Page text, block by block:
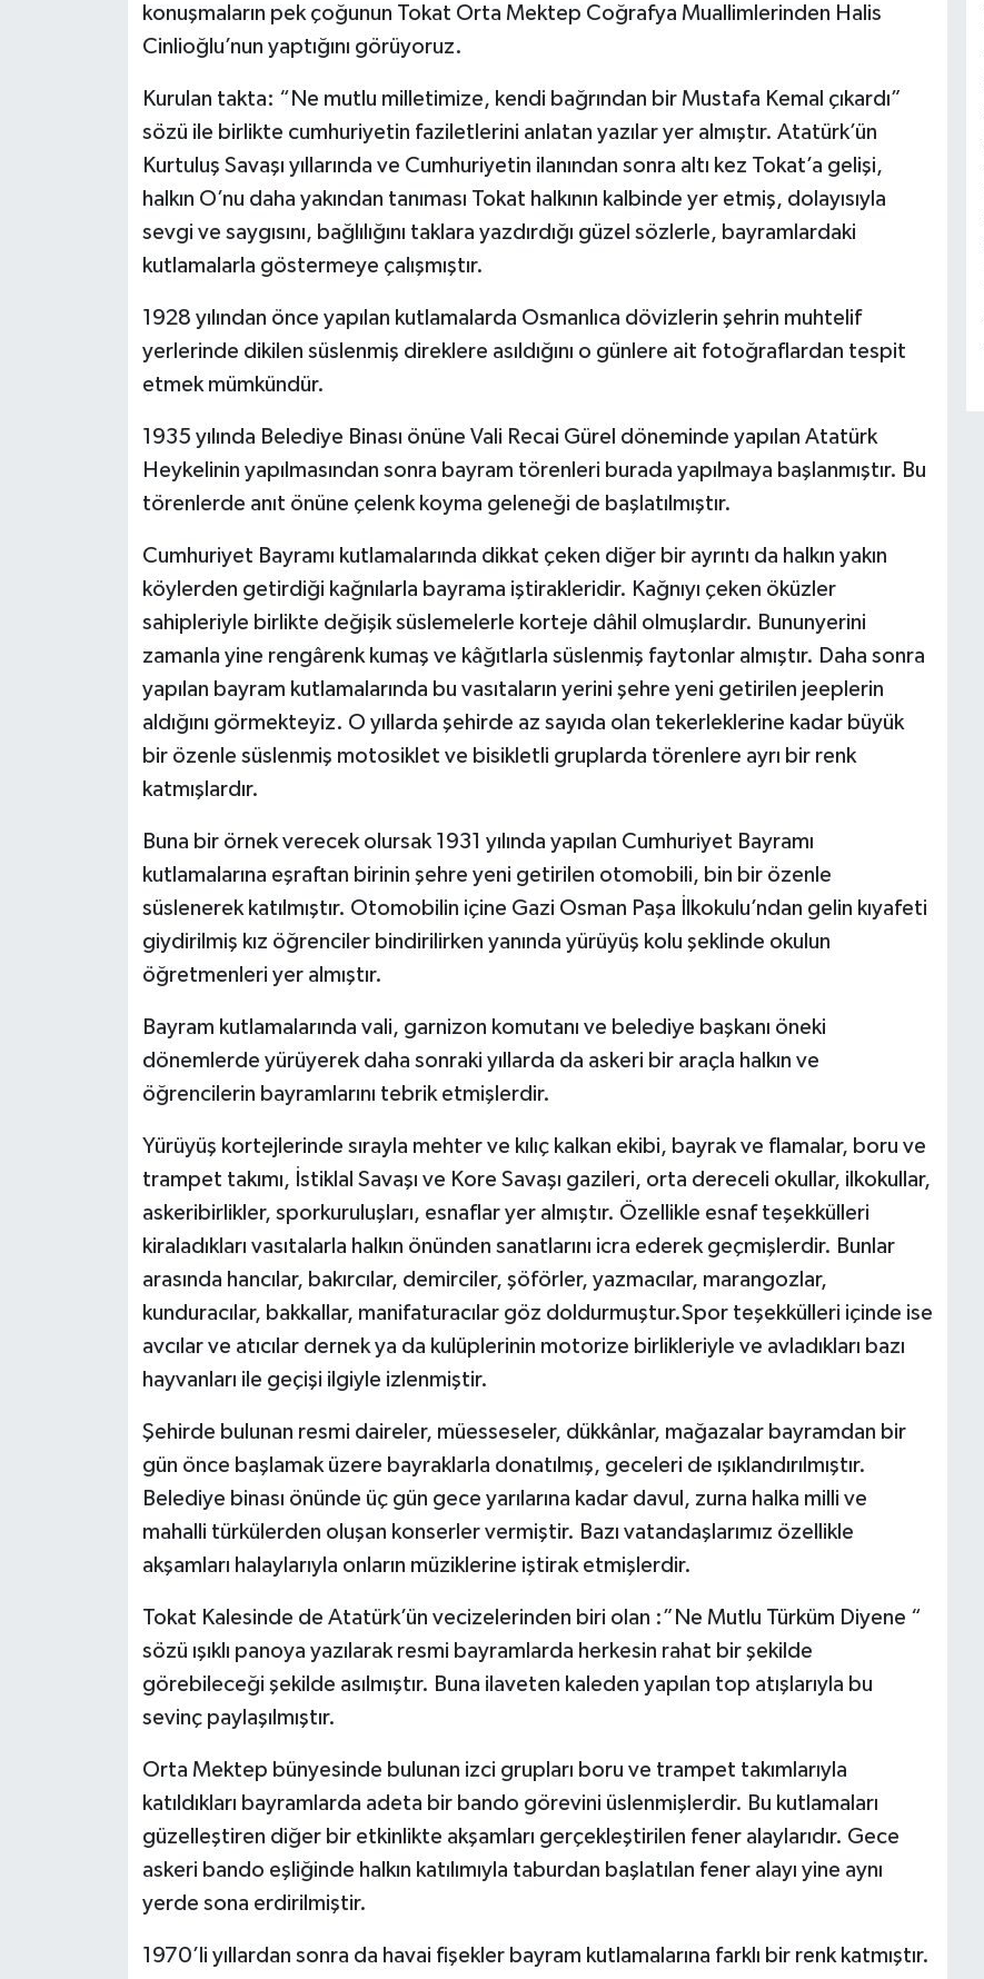
konuşmaların pek çoğunun Tokat Orta Mektep Coğrafya Muallimlerinden Halis
Cinlioğlu’nun yaptığını görüyoruz.
Kurulan takta: “Ne mutlu milletimize, kendi bağrından bir Mustafa Kemal çıkardı”
sözü ile birlikte cumhuriyetin faziletlerini anlatan yazılar yer almıştır. Atatürk’ün
Kurtuluş Savaşı yıllarında ve Cumhuriyetin ilanından sonra altı kez Tokat’a gelişi,
halkın O’nu daha yakından tanıması Tokat halkının kalbinde yer etmiş, dolayısıyla
sevgi ve saygısını, bağlılığını taklara yazdırdığı güzel sözlerle, bayramlardaki
kutlamalarla göstermeye çalışmıştır.
1928 yılından önce yapılan kutlamalarda Osmanlıca dövizlerin şehrin muhtelif
yerlerinde dikilen süslenmiş direklere asıldığını o günlere ait fotoğraflardan tespit
etmek mümkündür.
1935 yılında Belediye Binası önüne Vali Recai Gürel döneminde yapılan Atatürk
Heykelinin yapılmasından sonra bayram törenleri burada yapılmaya başlanmıştır. Bu
törenlerde anıt önüne çelenk koyma geleneği de başlatılmıştır.
Cumhuriyet Bayramı kutlamalarında dikkat çeken diğer bir ayrıntı da halkın yakın
köylerden getirdiği kağnılarla bayrama iştirakleridir. Kağnıyı çeken öküzler
sahipleriyle birlikte değişik süslemelerle korteje dâhil olmuşlardır. Bununyerini
zamanla yine rengârenk kumaş ve kâğıtlarla süslenmiş faytonlar almıştır. Daha sonra
yapılan bayram kutlamalarında bu vasıtaların yerini şehre yeni getirilen jeeplerin
aldığını görmekteyiz. O yıllarda şehirde az sayıda olan tekerleklerine kadar büyük
bir özenle süslenmiş motosiklet ve bisikletli gruplarda törenlere ayrı bir renk
katmışlardır.
Buna bir örnek verecek olursak 1931 yılında yapılan Cumhuriyet Bayramı
kutlamalarına eşraftan birinin şehre yeni getirilen otomobili, bin bir özenle
süslenerek katılmıştır. Otomobilin içine Gazi Osman Paşa İlkokulu’ndan gelin kıyafeti
giydirilmiş kız öğrenciler bindirilirken yanında yürüyüş kolu şeklinde okulun
öğretmenleri yer almıştır.
Bayram kutlamalarında vali, garnizon komutanı ve belediye başkanı öneki
dönemlerde yürüyerek daha sonraki yıllarda da askeri bir araçla halkın ve
öğrencilerin bayramlarını tebrik etmişlerdir.
Yürüyüş kortejlerinde sırayla mehter ve kılıç kalkan ekibi, bayrak ve flamalar, boru ve
trampet takımı, İstiklal Savaşı ve Kore Savaşı gazileri, orta dereceli okullar, ilkokullar,
askeribirlikler, sporkuruluşları, esnaflar yer almıştır. Özellikle esnaf teşekkülleri
kiraladıkları vasıtalarla halkın önünden sanatlarını icra ederek geçmişlerdir. Bunlar
arasında hancılar, bakırcılar, demirciler, şöförler, yazmacılar, marangozlar,
kunduracılar, bakkallar, manifaturacılar göz doldurmuştur.Spor teşekkülleri içinde ise
avcılar ve atıcılar dernek ya da kulüplerinin motorize birlikleriyle ve avladıkları bazı
hayvanları ile geçişi ilgiyle izlenmiştir.
Şehirde bulunan resmi daireler, müesseseler, dükkânlar, mağazalar bayramdan bir
gün önce başlamak üzere bayraklarla donatılmış, geceleri de ışıklandırılmıştır.
Belediye binası önünde üç gün gece yarılarına kadar davul, zurna halka milli ve
mahalli türkülerden oluşan konserler vermiştir. Bazı vatandaşlarımız özellikle
akşamları halaylarıyla onların müziklerine iştirak etmişlerdir.
Tokat Kalesinde de Atatürk’ün vecizelerinden biri olan :”Ne Mutlu Türküm Diyene “
sözü ışıklı panoya yazılarak resmi bayramlarda herkesin rahat bir şekilde
görebileceği şekilde asılmıştır. Buna ilaveten kaleden yapılan top atışlarıyla bu
sevinç paylaşılmıştır.
Orta Mektep bünyesinde bulunan izci grupları boru ve trampet takımlarıyla
katıldıkları bayramlarda adeta bir bando görevini üslenmişlerdir. Bu kutlamaları
güzelleştiren diğer bir etkinlikte akşamları gerçekleştirilen fener alaylarıdır. Gece
askeri bando eşliğinde halkın katılımıyla taburdan başlatılan fener alayı yine aynı
yerde sona erdirilmiştir.
1970’li yıllardan sonra da havai fişekler bayram kutlamalarına farklı bir renk katmıştır.